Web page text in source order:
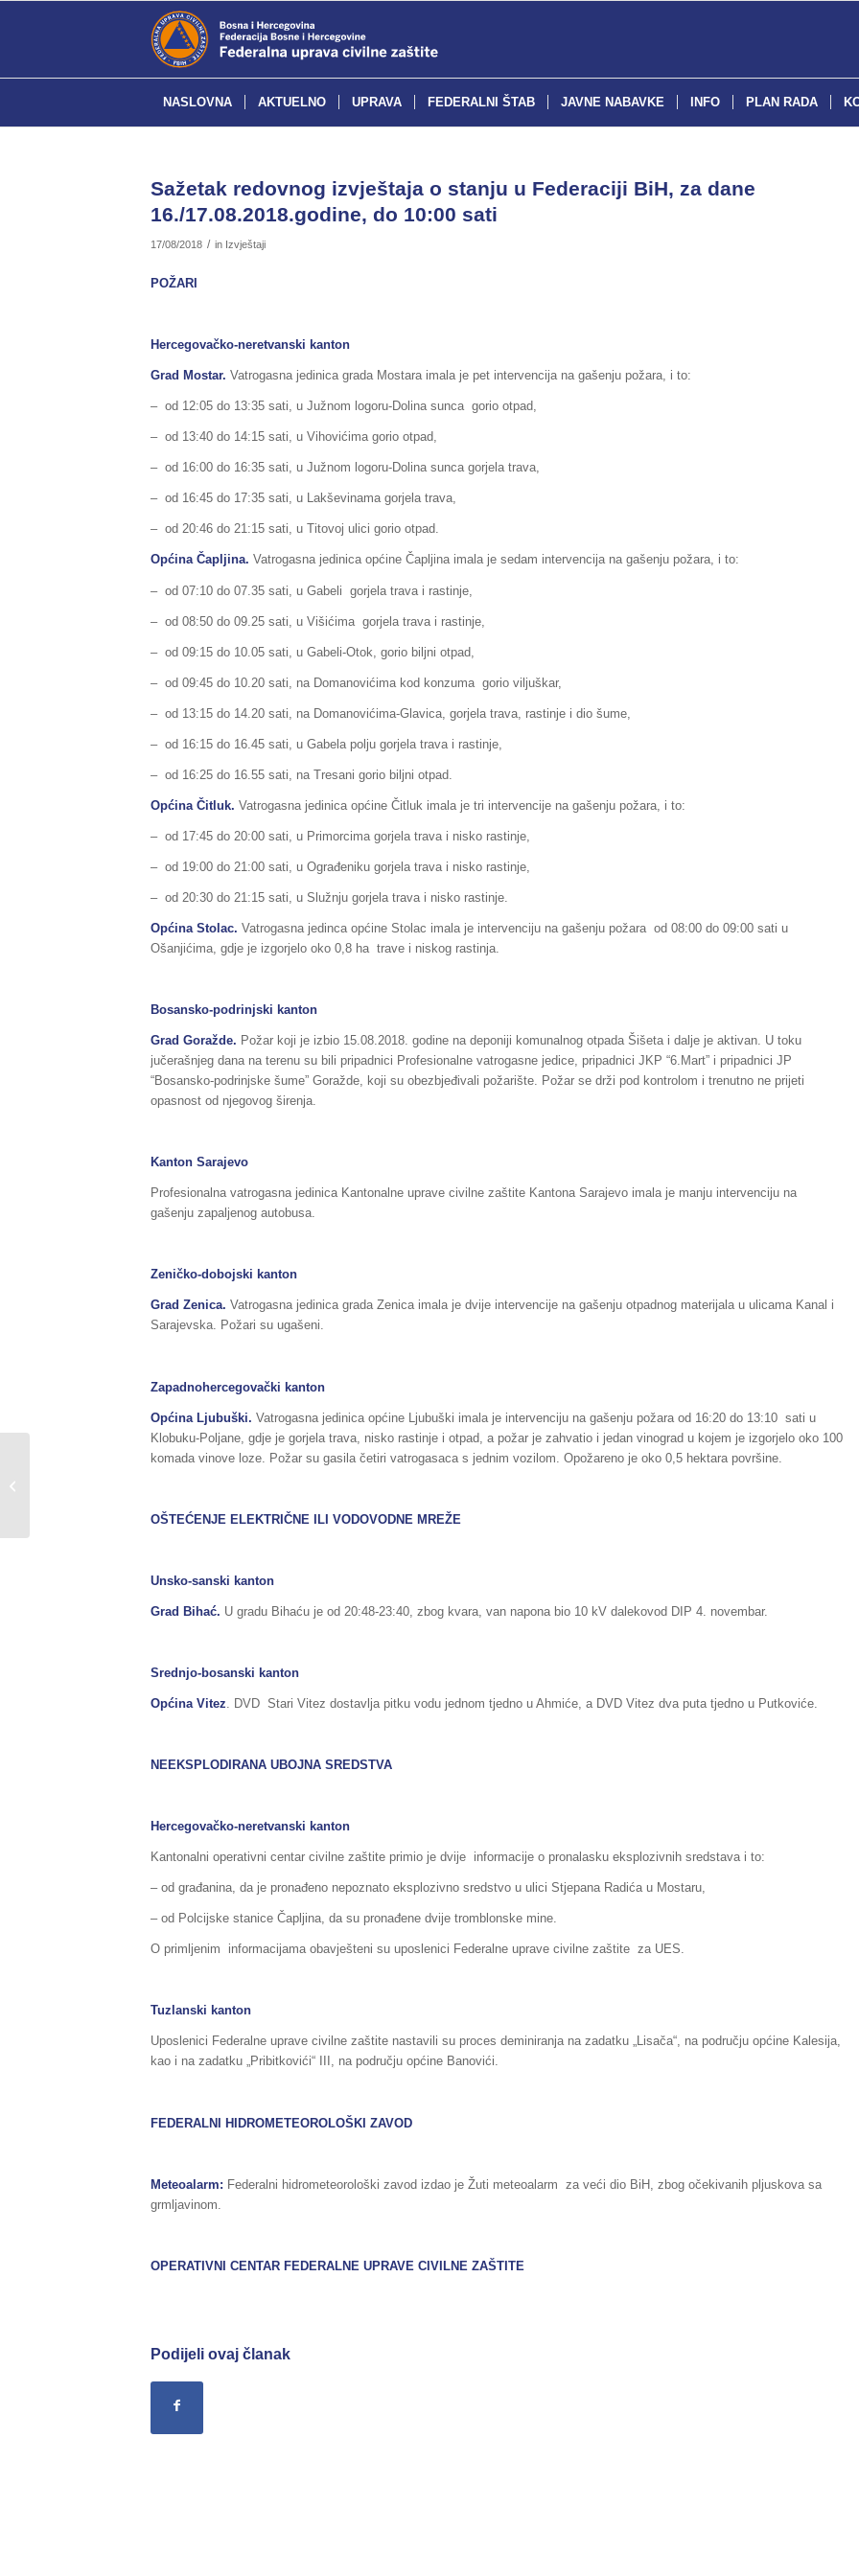
NASLOVNA AKTUELNO UPRAVA FEDERALNI ŠTAB JAVNE NABAVKE INFO PLAN RADA
Sažetak redovnog izvještaja o stanju u Federaciji BiH, za dane
16./17.08.2018.godine, do 10:00 sati
17/08/2018 / in Izvještaji
POŽARI
Hercegovačko-neretvanski kanton
Grad Mostar. Vatrogasna jedinica grada Mostara imala je pet intervencija na gašenju požara, i to:
– od 12:05 do 13:35 sati, u Južnom logoru-Dolina sunca gorio otpad,
– od 13:40 do 14:15 sati, u Vihovićima gorio otpad,
– od 16:00 do 16:35 sati, u Južnom logoru-Dolina sunca gorjela trava,
– od 16:45 do 17:35 sati, u Lakševinama gorjela trava,
– od 20:46 do 21:15 sati, u Titovoj ulici gorio otpad.
Općina Čapljina. Vatrogasna jedinica općine Čapljina imala je sedam intervencija na gašenju požara, i to:
– od 07:10 do 07.35 sati, u Gabeli gorjela trava i rastinje,
– od 08:50 do 09.25 sati, u Višićima gorjela trava i rastinje,
– od 09:15 do 10.05 sati, u Gabeli-Otok, gorio biljni otpad,
– od 09:45 do 10.20 sati, na Domanovićima kod konzuma gorio viljuškar,
– od 13:15 do 14.20 sati, na Domanovićima-Glavica, gorjela trava, rastinje i dio šume,
– od 16:15 do 16.45 sati, u Gabela polju gorjela trava i rastinje,
– od 16:25 do 16.55 sati, na Tresani gorio biljni otpad.
Općina Čitluk. Vatrogasna jedinica općine Čitluk imala je tri intervencije na gašenju požara, i to:
– od 17:45 do 20:00 sati, u Primorcima gorjela trava i nisko rastinje,
– od 19:00 do 21:00 sati, u Ograđeniku gorjela trava i nisko rastinje,
– od 20:30 do 21:15 sati, u Služnju gorjela trava i nisko rastinje.
Općina Stolac. Vatrogasna jedinca općine Stolac imala je intervenciju na gašenju požara od 08:00 do 09:00 sati u
Ošanjićima, gdje je izgorjelo oko 0,8 ha trave i niskog rastinja.
Bosansko-podrinjski kanton
Grad Goražde. Požar koji je izbio 15.08.2018. godine na deponiji komunalnog otpada Šišeta i dalje je aktivan. U toku
jučerašnjeg dana na terenu su bili pripadnici Profesionalne vatrogasne jedice, pripadnici JKP “6.Mart” i pripadnici JP
“Bosansko-podrinjske šume” Goražde, koji su obezbjeđivali požarište. Požar se drži pod kontrolom i trenutno ne prijeti
opasnost od njegovog širenja.
Kanton Sarajevo
Profesionalna vatrogasna jedinica Kantonalne uprave civilne zaštite Kantona Sarajevo imala je manju intervenciju na
gašenju zapaljenog autobusa.
Zeničko-dobojski kanton
Grad Zenica. Vatrogasna jedinica grada Zenica imala je dvije intervencije na gašenju otpadnog materijala u ulicama Kanal i
Sarajevska. Požari su ugašeni.
Zapadnohercegovački kanton
Općina Ljubuški. Vatrogasna jedinica općine Ljubuški imala je intervenciju na gašenju požara od 16:20 do 13:10 sati u
Klobuku-Poljane, gdje je gorjela trava, nisko rastinje i otpad, a požar je zahvatio i jedan vinograd u kojem je izgorjelo oko 100
komada vinove loze. Požar su gasila četiri vatrogasaca s jednim vozilom. Opožareno je oko 0,5 hektara površine.
OŠTEĆENJE ELEKTRIČNE ILI VODOVODNE MREŽE
Unsko-sanski kanton
Grad Bihać. U gradu Bihaću je od 20:48-23:40, zbog kvara, van napona bio 10 kV dalekovod DIP 4. novembar.
Srednjo-bosanski kanton
Općina Vitez . DVD Stari Vitez dostavlja pitku vodu jednom tjedno u Ahmiće, a DVD Vitez dva puta tjedno u Putkoviće.
NEEKSPLODIRANA UBOJNA SREDSTVA
Hercegovačko-neretvanski kanton
Kantonalni operativni centar civilne zaštite primio je dvije informacije o pronalasku eksplozivnih sredstava i to:
– od građanina, da je pronađeno nepoznato eksplozivno sredstvo u ulici Stjepana Radića u Mostaru,
– od Polcijske stanice Čapljina, da su pronađene dvije tromblonske mine.
O primljenim informacijama obavješteni su uposlenici Federalne uprave civilne zaštite za UES.
Tuzlanski kanton
Uposlenici Federalne uprave civilne zaštite nastavili su proces deminiranja na zadatku „Lisača“, na području općine Kalesija,
kao i na zadatku „Pribitkovići“ III, na području općine Banovići.
FEDERALNI HIDROMETEOROLOŠKI ZAVOD
Meteoalarm: Federalni hidrometeorološki zavod izdao je Žuti meteoalarm za veći dio BiH, zbog očekivanih pljuskova sa
grmljavinom.
OPERATIVNI CENTAR FEDERALNE UPRAVE CIVILNE ZAŠTITE
Podijeli ovaj članak
Sažetak redovnog izvještaja o stanju